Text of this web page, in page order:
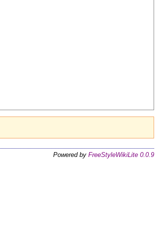
Powered by FreeStyleWikiLite 0.0.9